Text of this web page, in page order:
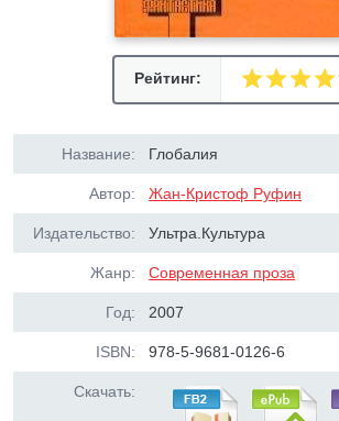
Рейтинг:
Название: Глобалия
Автор: Жан-Кристоф Руфин
Издательство: Ультра.Культура
Жанр: Современная проза
Год: 2007
ISBN: 978-5-9681-0126-6
Скачать: